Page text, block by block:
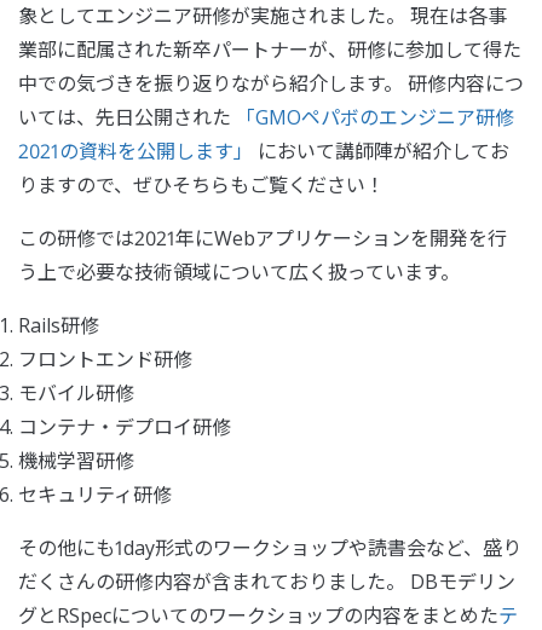
象としてエンジニア研修が実施されました。 現在は各事
業部に配属された新卒パートナーが、研修に参加して得た
中での気づきを振り返りながら紹介します。 研修内容につ
いては、先日公開された
「GMOペパボのエンジニア研修
2021の資料を公開します」
において講師陣が紹介してお
りますので、ぜひそちらもご覧ください！
この研修では2021年にWebアプリケーションを開発を行
う上で必要な技術領域について広く扱っています。
Rails研修
フロントエンド研修
モバイル研修
コンテナ・デプロイ研修
機械学習研修
セキュリティ研修
その他にも1day形式のワークショップや読書会など、盛り
だくさんの研修内容が含まれておりました。 DBモデリン
グとRSpecについてのワークショップの内容をまとめたテ